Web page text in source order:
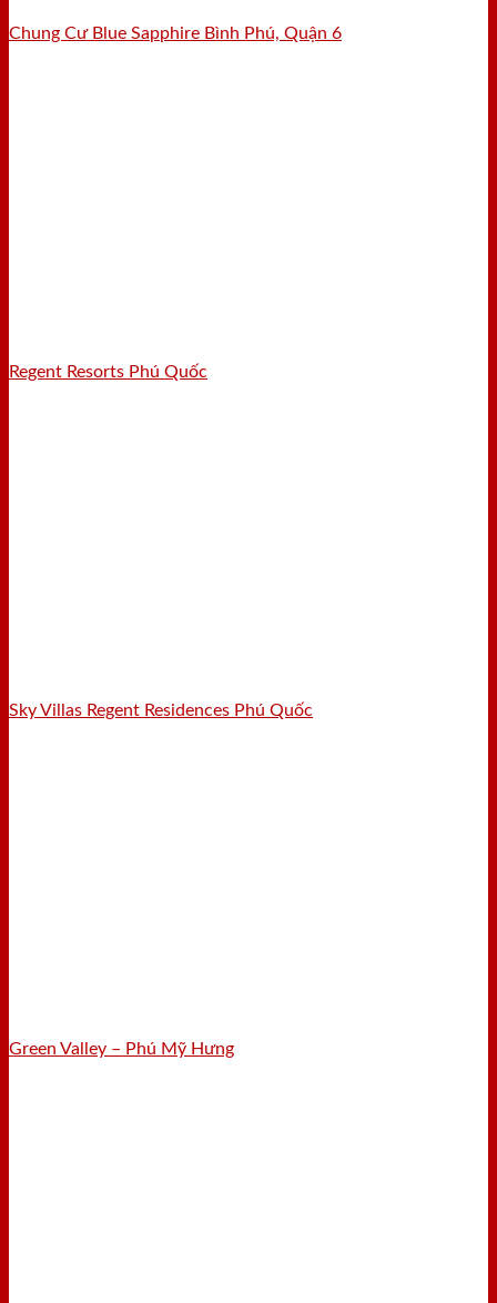
Chung Cư Blue Sapphire Bình Phú, Quận 6
Regent Resorts Phú Quốc
Sky Villas Regent Residences Phú Quốc
Green Valley – Phú Mỹ Hưng